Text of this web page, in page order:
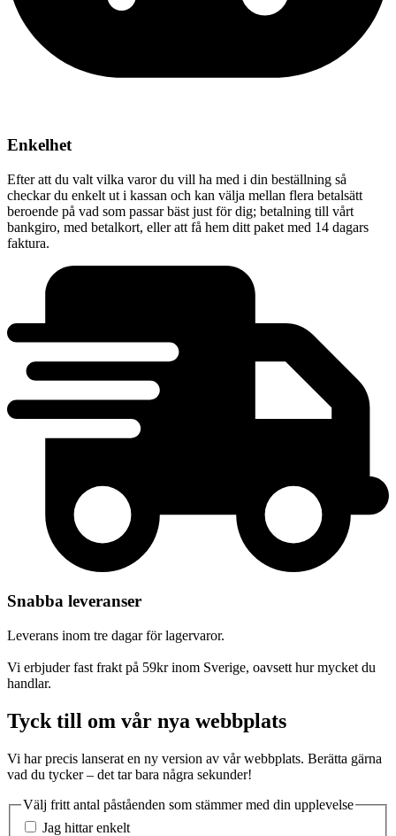
Enkelhet
Efter att du valt vilka varor du vill ha med i din beställning så
checkar du enkelt ut i kassan och kan välja mellan flera betalsätt
beroende på vad som passar bäst just för dig; betalning till vårt
bankgiro, med betalkort, eller att få hem ditt paket med 14 dagars
faktura.
Snabba leveranser
Leverans inom tre dagar för lagervaror.
Vi erbjuder fast frakt på 59kr inom Sverige, oavsett hur mycket du
handlar.
Tyck till om vår nya webbplats
Vi har precis lanserat en ny version av vår webbplats. Berätta gärna
vad du tycker – det tar bara några sekunder!
Välj fritt antal påståenden som stämmer med din upplevelse
Jag hittar enkelt